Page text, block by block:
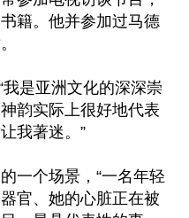
籍。他并参加过马德
是亚洲文化的深深崇
韵实际上很好地代表
我著迷。”
一个场景，“一名年轻
官、她的心脏正在被